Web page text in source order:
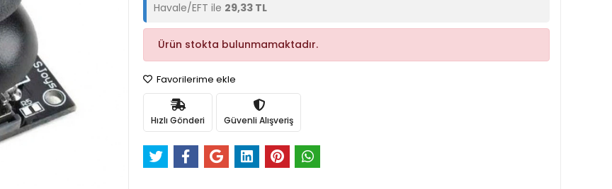
Havale/EFT ile 29,33 TL
Ürün stokta bulunmamaktadır.
Favorilerime ekle
Hızlı Gönderi Güvenli Alışveriş